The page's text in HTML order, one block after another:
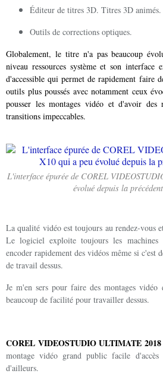
Éditeur de titres 3D. Titres 3D animés.
Outils de corrections optiques.
Globalement, le titre n'a pas beaucoup
niveau ressources système et son interface
d'accessible qui permet de rapidement faire
outils plus poussés avec notamment ceux
pousser les montages vidéo et d'avoir des
transitions impeccables.
L'interface épurée de COREL
évolué depuis la
La qualité vidéo est toujours au rendez-vous
Le logiciel exploite toujours les machines
encoder rapidement des vidéos même si c'est
de travail dessus.
Je m'en sers pour faire des montages
beaucoup de facilité pour travailler dessus.
COREL VIDEOSTUDIO ULTIMATE 2018
montage vidéo grand public facile
d'ailleurs.